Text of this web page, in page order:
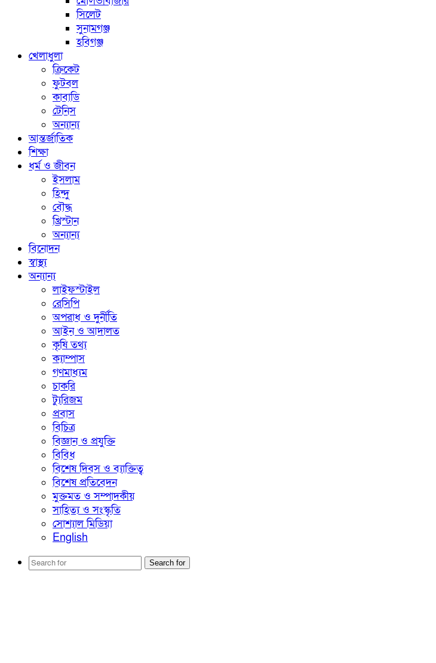
সিলেট
সুনামগঞ্জ
হবিগঞ্জ
খেলাধুলা
ক্রিকেট
ফুটবল
কাবাডি
টেনিস
অন্যান্য
আন্তর্জাতিক
শিক্ষা
ধর্ম ও জীবন
ইসলাম
হিন্দু
বৌদ্ধ
খ্রিস্টান
অন্যান্য
বিনোদন
স্বাস্থ্য
অন্যান্য
লাইফস্টাইল
রেসিপি
অপরাধ ও দুর্নীতি
আইন ও আদালত
কৃষি তথ্য
ক্যাম্পাস
গণমাধ্যম
চাকরি
ট্যুরিজম
প্রবাস
বিচিত্র
বিজ্ঞান ও প্রযুক্তি
বিবিধ
বিশেষ দিবস ও ব্যাক্তিত্ব
বিশেষ প্রতিবেদন
মুক্তমত ও সম্পাদকীয়
সাহিত্য ও সংস্কৃতি
সোশ্যাল মিডিয়া
English
Search for